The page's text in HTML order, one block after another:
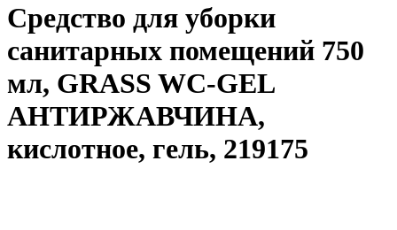
Средство для уборки
санитарных помещений 750
мл, GRASS WC-GEL
АНТИРЖАВЧИНА,
кислотное, гель, 219175